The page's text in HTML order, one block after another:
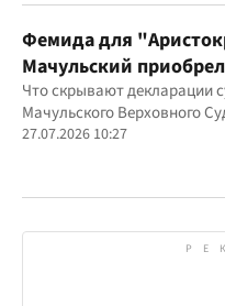
Фемида для
Мачульский
вердикта в пользу
Что скрывают декларации
Мачульского Верховного
27.07.2026 10:27